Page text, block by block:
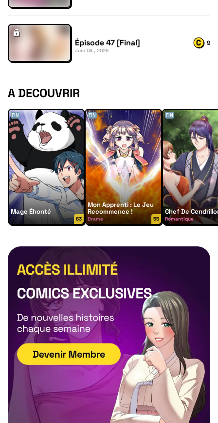
Épisode 47 [Final]
Juin 04 , 2026
9
A DECOUVRIR
FIN
Mage Éhonté
63
FIN
Mon Apprenti : Le Jeu
Recommence !
Drame 55
FIN
Chef De
Romantique